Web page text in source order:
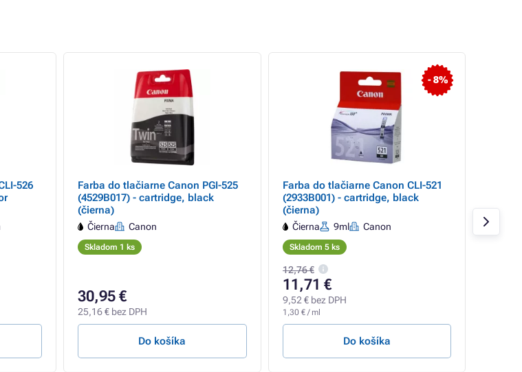
526
Farba do tlačiarne Canon PGI-525
(4529B017) - cartridge, black
(čierna)
Čierna Canon
Skladom 1 ks
30,95 €
25,16 € bez DPH
Do košíka
- 8%
Farba do tlačiarne Canon CLI-521
(2933B001) - cartridge, black
(čierna)
Čierna 9ml Canon
Skladom 5 ks
12,76 €
11,71 €
9,52 € bez DPH
1,30 € / ml
Do košíka